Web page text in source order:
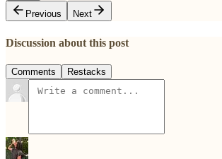
Previous
Next
Discussion about this post
Comments Restacks